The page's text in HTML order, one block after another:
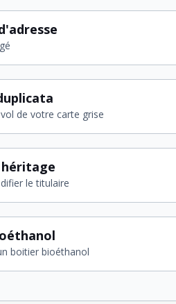
de votre carte grise
héritage
le titulaire
boitier bioéthanol